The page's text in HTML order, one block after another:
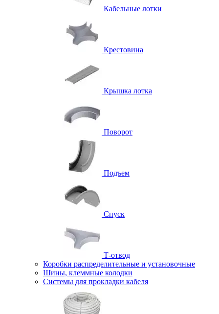
Кабельные лотки
Крестовина
Крышка лотка
Поворот
Подъем
Спуск
Т-отвод
Коробки распределительные и установочные
Шины, клеммные колодки
Системы для прокладки кабеля